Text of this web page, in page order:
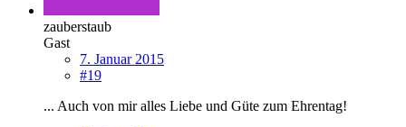
zauberstaub
Gast
7. Januar 2015
#19
... Auch von mir alles Liebe und Güte zum Ehrentag!